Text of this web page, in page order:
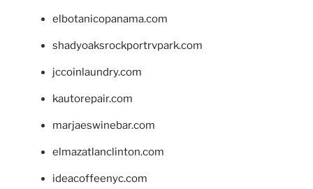
elbotanicopanama.com
shadyoaksrockportrvpark.com
jccoinlaundry.com
kautorepair.com
marjaeswinebar.com
elmazatlanclinton.com
ideacoffeenyc.com